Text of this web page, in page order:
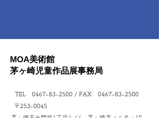
MOA美術館
茅ヶ崎児童作品展事務局
TEL0467-83-2500/ FAX 0467-83-2500
〒253-0045
茅ヶ崎市十間坂1丁目4-64 茅ヶ崎アメニティ1F